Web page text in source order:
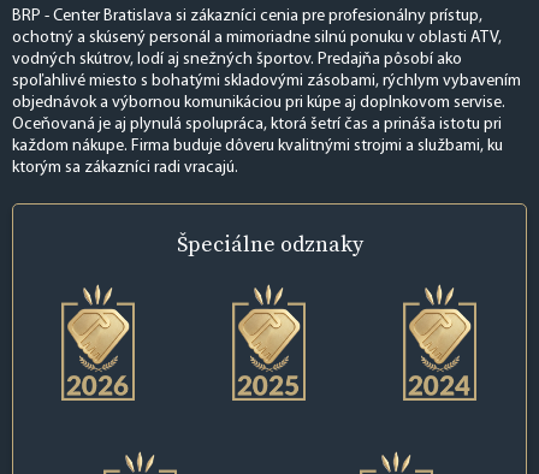
BRP - Center Bratislava si zákazníci cenia pre profesionálny prístup,
ochotný a skúsený personál a mimoriadne silnú ponuku v oblasti ATV,
vodných skútrov, lodí aj snežných športov. Predajňa pôsobí ako
spoľahlivé miesto s bohatými skladovými zásobami, rýchlym vybavením
objednávok a výbornou komunikáciou pri kúpe aj doplnkovom servise.
Oceňovaná je aj plynulá spolupráca, ktorá šetrí čas a prináša istotu pri
každom nákupe. Firma buduje dôveru kvalitnými strojmi a službami, ku
ktorým sa zákazníci radi vracajú.
Špeciálne odznaky